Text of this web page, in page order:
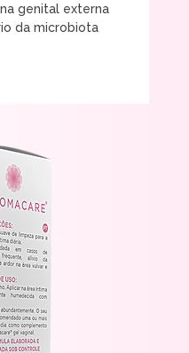
genital externa
da microbiota